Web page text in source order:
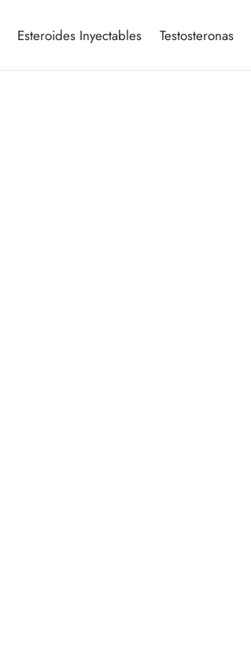
Esteroides Inyectables Testosteronas